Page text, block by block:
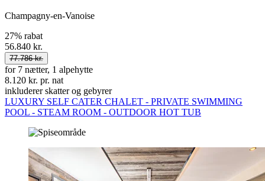
Champagny-en-Vanoise
27% rabat
56.840 kr.
77.786 kr.
for 7 nætter, 1 alpehytte
8.120 kr. pr. nat
inkluderer skatter og gebyrer
LUXURY SELF CATER CHALET - PRIVATE SWIMMING
POOL - STEAM ROOM - OUTDOOR HOT TUB